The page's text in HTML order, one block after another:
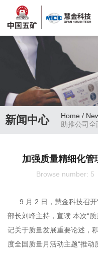
新闻中心 Home/
助推公司
加强质量精细化
Browse number: 5
9 月 2 日，慧金科技召开“
部长刘峰主持，宣读 本次“
记关于质量发展重要论述，
度全国质量月活动主题“推